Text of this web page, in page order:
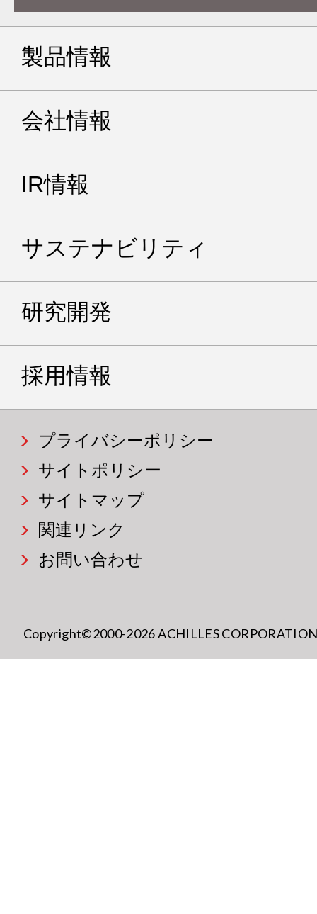
製品情報
会社情報
IR情報
サステナビリティ
研究開発
採用情報
プライバシーポリシー
サイトポリシー
サイトマップ
関連リンク
お問い合わせ
Copyright©2000-2026 ACHILLES